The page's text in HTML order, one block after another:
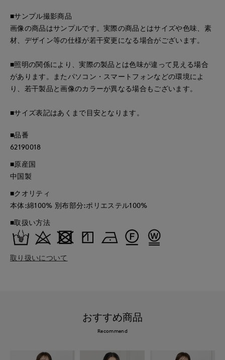
■サンプル撮影商品
画像の商品はサンプルです。実際の商品とはサイズや色味、素
材、デザイン等の仕様が若干変更になる場合がございます。
■照明の関係により、実際の製品とは色味が違って見える場合
があります。またパソコン・スマートフォンなどの環境によ
り、若干製品と画像のカラーが異なる場合もございます。
■サイズ表記はあくまで目安となります。
■品番
62190018
■原産国
中国製
■クオリティ
本体:綿100% 別布部分:ポリエステル100%
■取扱い方法
取り扱いについて
おすすめ商品
Recommend